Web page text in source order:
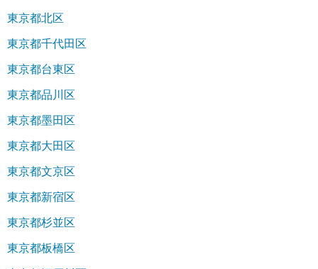
東京都北区
東京都千代田区
東京都台東区
東京都品川区
東京都墨田区
東京都大田区
東京都文京区
東京都新宿区
東京都杉並区
東京都板橋区